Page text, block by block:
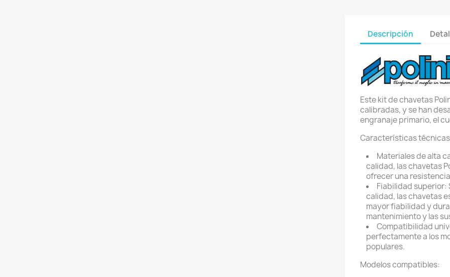
Descripción
Este kit de chavetas
calibradas, y se han
engranaje primario, el
Características
Materiales de alta
calidad, las chavetas
ofrecer una
Fiabilidad superior:
calidad, las chavetas
mayor fiabilidad y
mantenimiento y las
Compatibilidad
perfectamente a los
populares.
Modelos compatibles: